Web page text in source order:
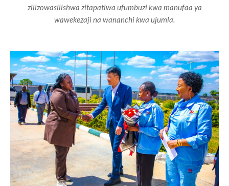
zilizowasilishwa zitapatiwa ufumbuzi kwa manufaa ya
wawekezaji na wananchi kwa ujumla.